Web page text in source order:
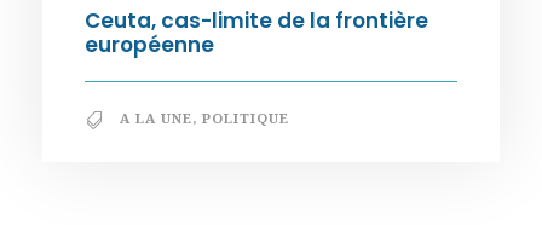
Ceuta, cas-limite de la frontière
européenne
A LA UNE, POLITIQUE